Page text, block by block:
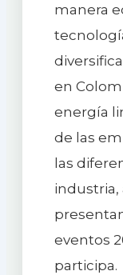
manera
en
energía
de las
las
industria,
eventos
participa.